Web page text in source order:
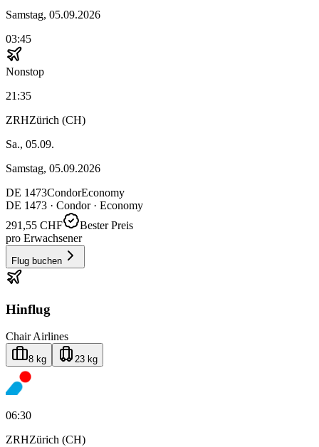
Samstag, 05.09.2026
03:45
Nonstop
21:35
ZRHZürich (CH)
Sa., 05.09.
Samstag, 05.09.2026
DE 1473CondorEconomy
DE 1473 · Condor· Economy
291,55 CHF
Bester Preis
pro Erwachsener
Flug buchen
Hinflug
Chair Airlines
8 kg 23 kg
06:30
ZRHZürich (CH)